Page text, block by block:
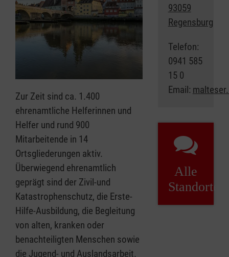
Zur Zeit sind ca. 1.400
ehrenamtliche Helferinnen und
Helfer und rund 900
Mitarbeitende in 14
Ortsgliederungen aktiv.
Überwiegend ehrenamtlich
geprägt sind der Zivil-und
Katastrophenschutz, die Erste-
Hilfe-Ausbildung, die Begleitung
von alten, kranken oder
benachteiligten Menschen sowie
die Jugend- und Auslandsarbeit.
93059
Regensburg
Telefon:
0941 585
15 0
Email:
Alle
Standorte